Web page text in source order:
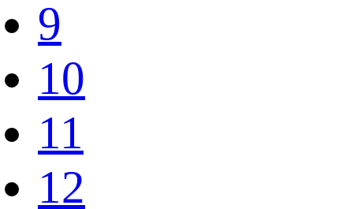
9
10
11
12